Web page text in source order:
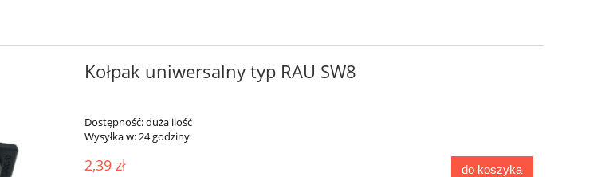
Kołpak uniwersalny typ RAU SW8
Dostępność:duża ilość
Wysyłka w:24 godziny
2,39 zł do koszyka